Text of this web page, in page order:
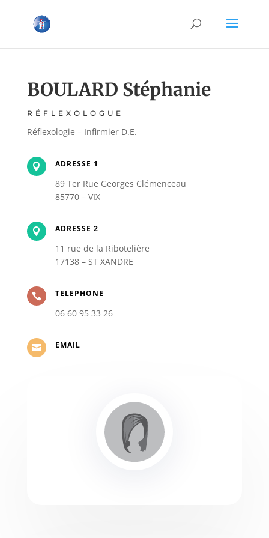
BOULARD Stéphanie
RÉFLEXOLOGUE
Réflexologie – Infirmier D.E.
 ADRESSE 1
89 Ter Rue Georges Clémenceau
85770 – VIX
 ADRESSE 2
11 rue de la Ribotelière
17138 – ST XANDRE
 TELEPHONE
06 60 95 33 26
 EMAIL